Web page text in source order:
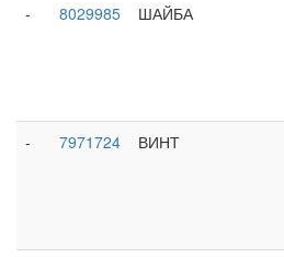
-
8029985 ШАЙБА
-
7971724 ВИНТ